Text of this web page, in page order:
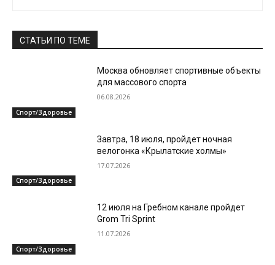
СТАТЬИ ПО ТЕМЕ
Спорт/Здоровье
Москва обновляет спортивные объекты
для массового спорта
06.08.2026
Спорт/Здоровье
Завтра, 18 июля, пройдет ночная
велогонка «Крылатские холмы»
17.07.2026
Спорт/Здоровье
12 июля на Гребном канале пройдет
Grom Tri Sprint
11.07.2026